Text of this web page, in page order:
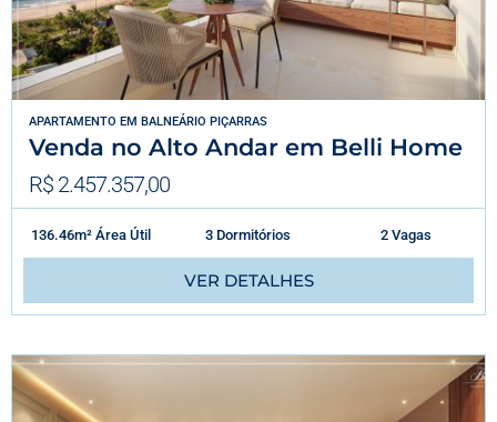
APARTAMENTO EM BALNEÁRIO PIÇARRAS
Venda no Alto Andar em Belli Home
R$ 2.457.357,00
136.46m² Área Útil 3 Dormitórios 2 Vagas
VER DETALHES